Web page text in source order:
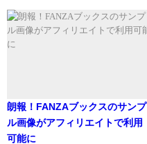
朗報！FANZAブックスのサンプ
ル画像がアフィリエイトで利用
可能に